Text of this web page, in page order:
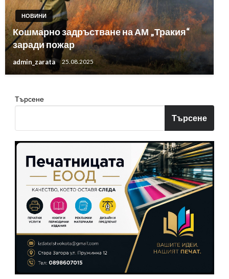
НОВИНИ
Кошмарно задръстване на АМ „Тракия“
заради пожар
admin_zarata 25.08.2025
Търсене
Търсене